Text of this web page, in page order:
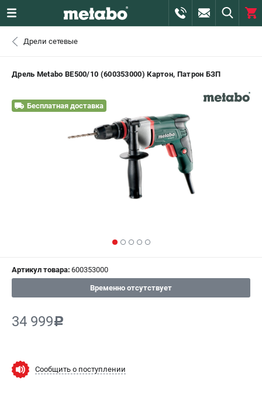
СЕРВИС
)
ВХОД ИЛИ РЕГИСТРАЦИЯ
+7 (911) 360-06-14 | +7 (8112) 59-10-67
- ЗАКАЗ ЗАПЧАСТЕЙ
+7 (812) 407-39-48 - ЗАКАЗ ИЗДЕЛИЙ
САНКТ-ПЕТЕРБУРГ
0 ₽
Дрели сетевые
Дрель Metabo ВЕ500/10 (600353000) Картон, Патрон БЗП
Бесплатная доставка
Артикул товара: 600353000
Временно отсутствует
34 999c
Сообщить о поступлении